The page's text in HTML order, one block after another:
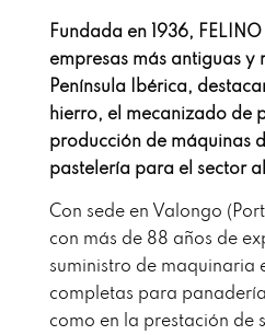
Fundada en 1936,
empresas más antiguas y
Península Ibérica,
hierro, el mecanizado de
producción de máquinas
pastelería para el sector
Con sede en Valongo
con más de 88 años de
suministro de maquinaria
completas para
como en la prestación de